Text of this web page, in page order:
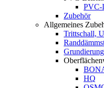
PVC-
Zubehör
Allgemeines
Trittschall,
HQ